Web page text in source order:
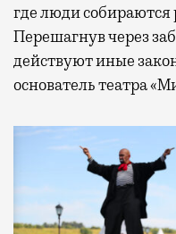
где люди
Перешагнув через
действуют иные
основатель театра